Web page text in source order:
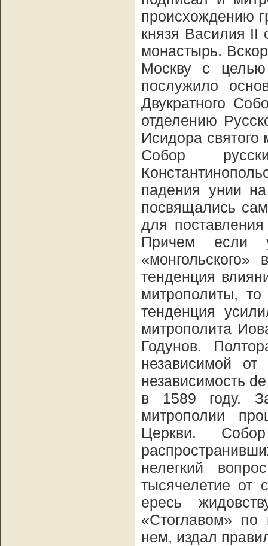
происхождению
князя Василия II
монастырь.
Москву с
послужило
Двукратного
отделению
Исидора святого
Собор
падения унии
посвящались
для
Причем если
тенденция
митрополиты,
тенденция
митрополита
Годунов.
независимой
независимость
в 1589 году.
митрополии
Церкви.
нелегкий
тысячелетие от
ересь
«Стоглавом» по
нем, издал